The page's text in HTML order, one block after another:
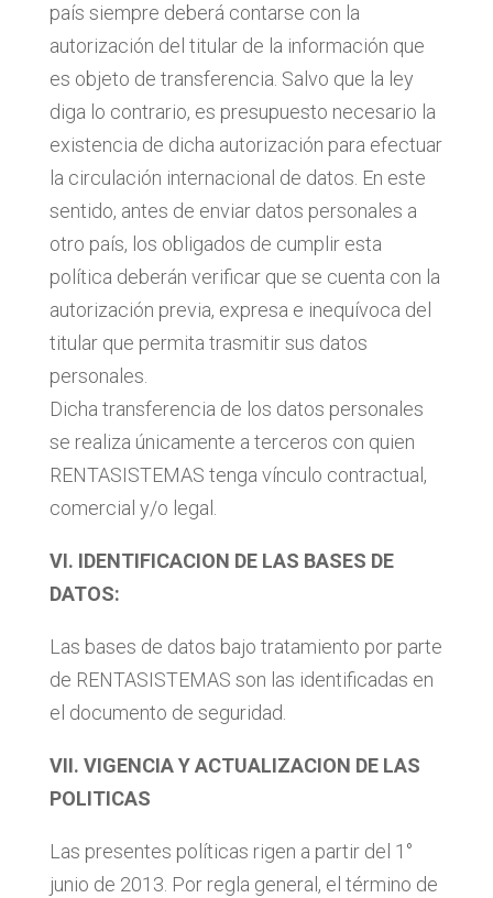
país siempre deberá contarse con la
autorización del titular de la información que
es objeto de transferencia. Salvo que la ley
diga lo contrario, es presupuesto necesario la
existencia de dicha autorización para efectuar
la circulación internacional de datos. En este
sentido, antes de enviar datos personales a
otro país, los obligados de cumplir esta
política deberán verificar que se cuenta con la
autorización previa, expresa e inequívoca del
titular que permita trasmitir sus datos
personales.
Dicha transferencia de los datos personales
se realiza únicamente a terceros con quien
RENTASISTEMAS tenga vínculo contractual,
comercial y/o legal.
VI. IDENTIFICACION DE LAS BASES DE
DATOS:
Las bases de datos bajo tratamiento por parte
de RENTASISTEMAS son las identificadas en
el documento de seguridad.
VII. VIGENCIA Y ACTUALIZACION DE LAS
POLITICAS
Las presentes políticas rigen a partir del 1°
junio de 2013. Por regla general, el término de